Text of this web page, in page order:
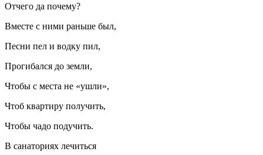
Отчего да почему?
Вместе с ними раньше был,
Песни пел и водку пил,
Прогибался до земли,
Чтобы с места не «ушли»,
Чтоб квартиру получить,
Чтобы чадо подучить.
В санаториях лечиться